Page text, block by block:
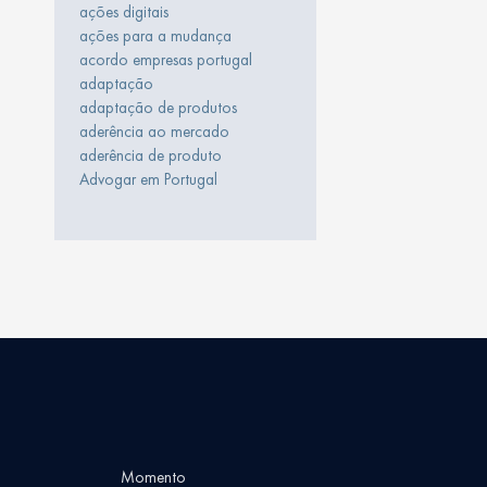
ações digitais
ações para a mudança
acordo empresas portugal
adaptação
adaptação de produtos
aderência ao mercado
aderência de produto
Advogar em Portugal
Momento